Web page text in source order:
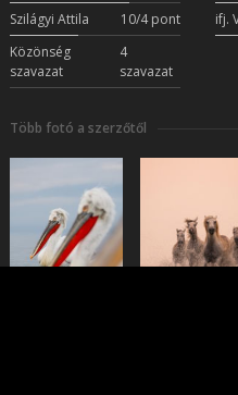
Szilágyi Attila
10/4 pont ifj.
Közönség
szavazat
4
szavazat
Több fotó a szerzőtől